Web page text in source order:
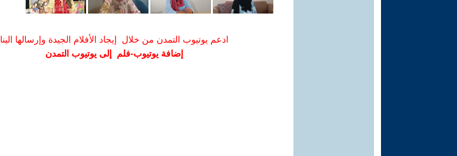
ادعم يوتيوب التمدن من خلال إيجاد الأفلام الجيدة وإرسالها الينا
إضافة يوتيوب-فلم إلى يوتيوب التمدن